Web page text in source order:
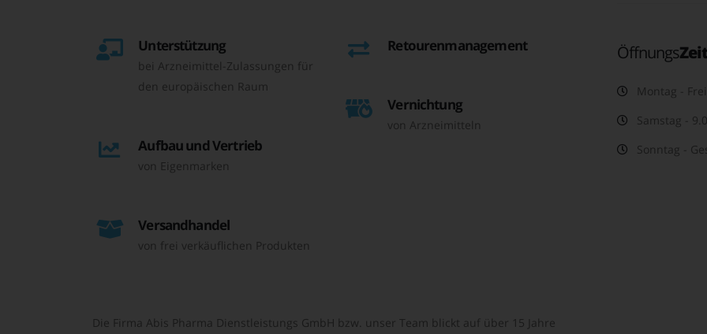
Unterstützung
bei Arzneimittel-Zulassungen für
den europäischen Raum
Aufbau und Vertrieb
von Eigenmarken
Versandhandel
von frei verkäuflichen Produkten
Retourenmanagement
Vernichtung
von Arzneimitteln
Die Firma Abis Pharma Dienstleistungs GmbH bzw. unser Team blickt auf über 15 Jahre
Öffnungs
Montag -
Samstag -
Sonntag -